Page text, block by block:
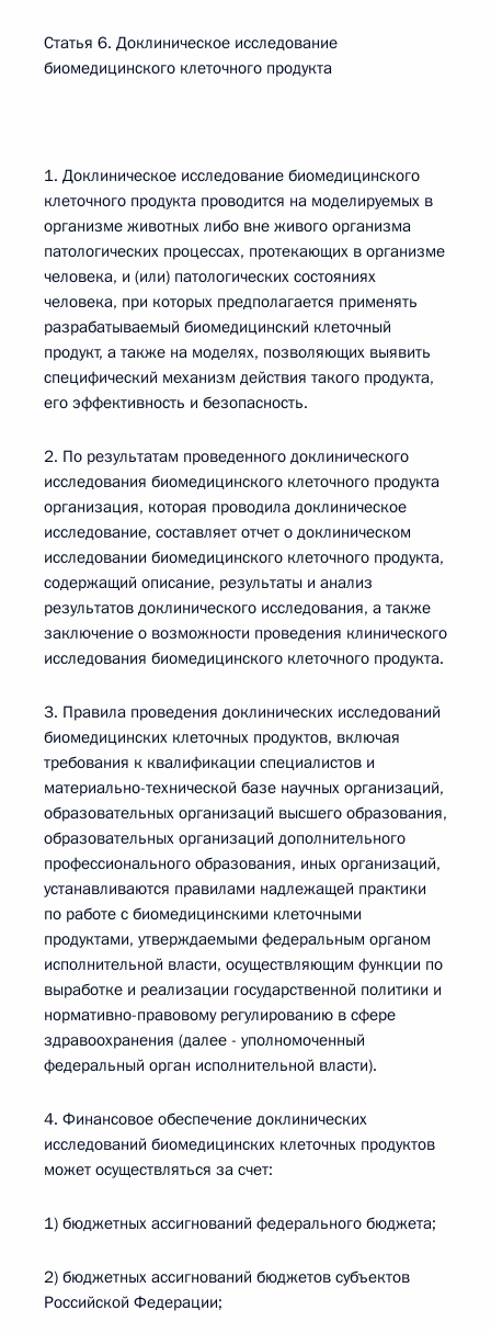
Статья 6. Доклиническое исследование
биомедицинского клеточного продукта
1. Доклиническое исследование биомедицинского
клеточного продукта проводится на моделируемых в
организме животных либо вне живого организма
патологических процессах, протекающих в организме
человека, и (или) патологических состояниях
человека, при которых предполагается применять
разрабатываемый биомедицинский клеточный
продукт, а также на моделях, позволяющих выявить
специфический механизм действия такого продукта,
его эффективность и безопасность.
2. По результатам проведенного доклинического
исследования биомедицинского клеточного продукта
организация, которая проводила доклиническое
исследование, составляет отчет о доклиническом
исследовании биомедицинского клеточного продукта,
содержащий описание, результаты и анализ
результатов доклинического исследования, а также
заключение о возможности проведения клинического
исследования биомедицинского клеточного продукта.
3. Правила проведения доклинических исследований
биомедицинских клеточных продуктов, включая
требования к квалификации специалистов и
материально-технической базе научных организаций,
образовательных организаций высшего образования,
образовательных организаций дополнительного
профессионального образования, иных организаций,
устанавливаются правилами надлежащей практики
по работе с биомедицинскими клеточными
продуктами, утверждаемыми федеральным органом
исполнительной власти, осуществляющим функции по
выработке и реализации государственной политики и
нормативно-правовому регулированию в сфере
здравоохранения (далее - уполномоченный
федеральный орган исполнительной власти).
4. Финансовое обеспечение доклинических
исследований биомедицинских клеточных продуктов
может осуществляться за счет:
1) бюджетных ассигнований федерального бюджета;
2) бюджетных ассигнований бюджетов субъектов
Российской Федерации;